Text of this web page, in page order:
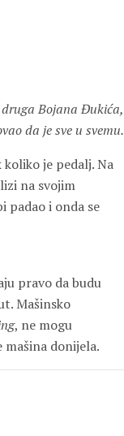
Bojana Đukića,
da je sve u svemu.
je pedalj. Na
na svojim
padao i onda se
pravo da budu
Mašinsko
, ne mogu
donijela.